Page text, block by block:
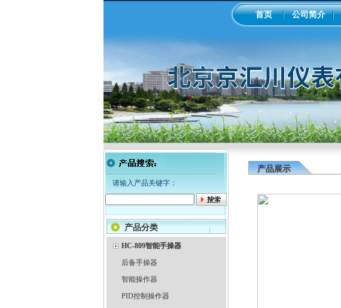
首页 公司简介
请输入产品关键字：
产品分类
HC-809智能手操器
后备手操器
智能操作器
PID控制操作器
产品展示